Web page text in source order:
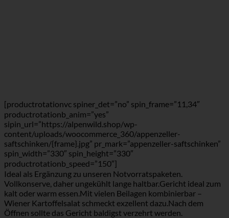
[productrotationvc spiner_det=”no” spin_frame=”11,34″
productrotationb_anim=”yes”
sipin_url=”https://alpenwild.shop/wp-
content/uploads/woocommerce_360/appenzeller-
saftschinken/{frame}.jpg” pr_mark=”appenzeller-saftschinken”
spin_width=”330″ spin_height=”330″
productrotationb_speed=”150″]
Ideal als Ergänzung zu unseren Notvorratspaketen.
Vollkonserve, daher ungekühlt lange haltbar.Gericht ideal zum
kalt oder warm essen.Mit vielen Beilagen kombinierbar –
Wiener Kartoffelsalat schmeckt exzellent dazu.Nach dem
Öffnen sollte das Gericht baldigst verzehrt werden.